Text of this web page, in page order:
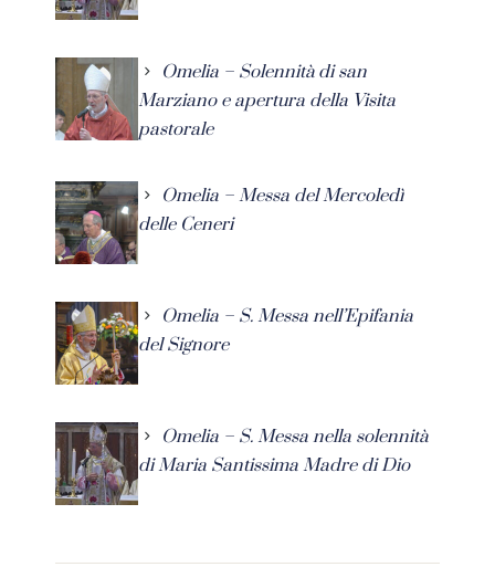
Omelia – Solennità di san
Marziano e apertura della Visita
pastorale
Omelia – Messa del Mercoledì
delle Ceneri
Omelia – S. Messa nell’Epifania
del Signore
Omelia – S. Messa nella solennità
di Maria Santissima Madre di Dio